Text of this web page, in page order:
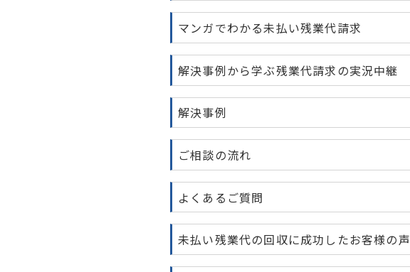
マンガでわかる未払い残業代請求
解決事例から学ぶ残業代請求の実況中継
解決事例
ご相談の流れ
よくあるご質問
未払い残業代の回収に成功したお客様の声